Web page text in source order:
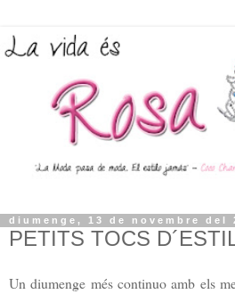
diumenge, 13 de novembre del
PETITS TOCS
Un diumenge més continuo amb els